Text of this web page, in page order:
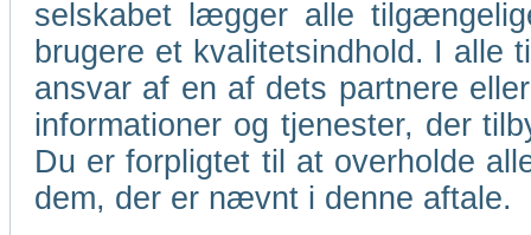
selskabet lægger alle
brugere et kvalitetsindhold. I alle
ansvar af en af dets partnere
informationer og tjenester, der
Du er forpligtet til at overholde
dem, der er nævnt i denne aftale.